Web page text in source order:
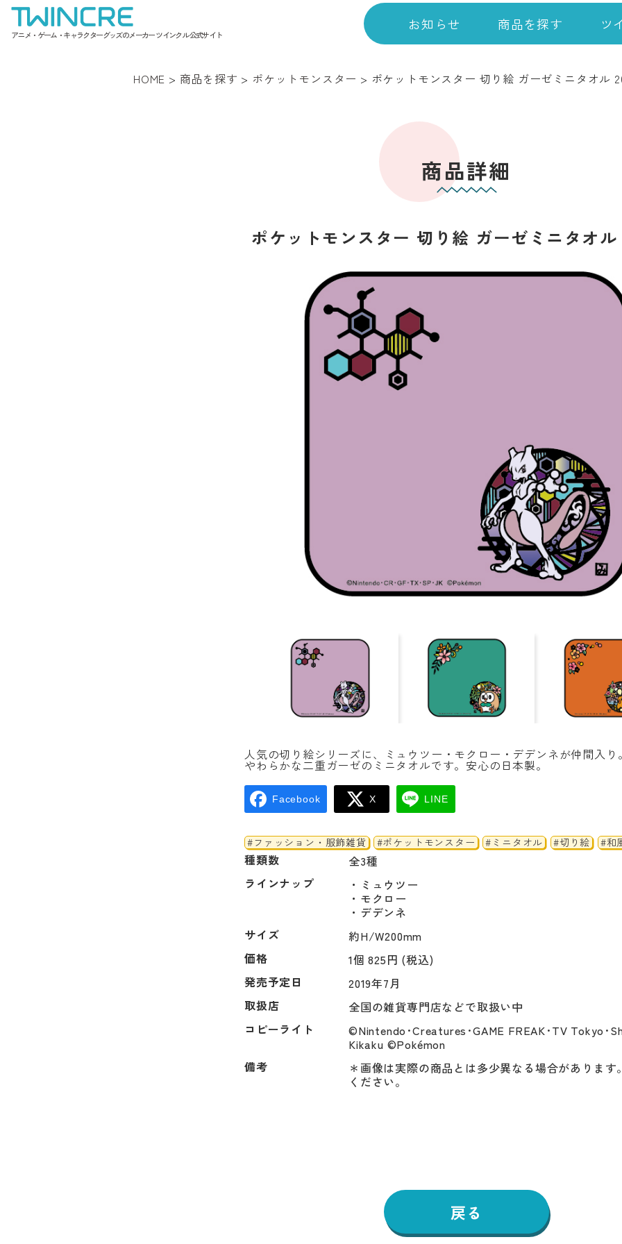
アニメ・ゲーム・キャラクターグッズのメーカー ツインクル 公式サイト
お知らせ 商品を探す ツ
HOME > 商品を探す > ポケットモンスター > ポケットモンスター 切り絵 ガーゼミニタオル
商品詳細
ポケットモンスター 切り絵 ガーゼミニタオル
人気の切り絵シリーズに、ミュウツー・モクロー・デデンネが仲間入り
やわらかな二重ガーゼのミニタオルです。安心の日本製。
Facebook X LINE
#ファッション・服飾雑貨 #ポケットモンスター #ミニタオル #切り絵 #和
種類数
全3種
ラインナップ
・ミュウツー
・モクロー
・デデンネ
サイズ
約H/W200mm
価格
1個 825円 (税込)
発売予定日
2019年7月
取扱店
全国の雑貨専門店などで取扱い中
コピーライト
©Nintendo･Creatures･GAME FREAK･TV Tokyo･
Kikaku ©Pokémon
備考
＊画像は実際の商品とは多少異なる場合があります
ください。
戻る